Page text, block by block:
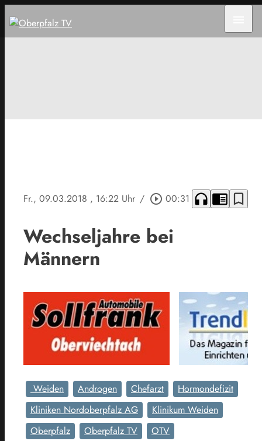
Fr., 09.03.2018 , 16:22 Uhr / play_circle_outline 00:31 headphones chrome_reader_mode bookmark_border
Wechseljahre bei
Männern
Weiden Androgen Chefarzt
Hormondefizit
Kliniken Nordoberpfalz AG
Klinikum Weiden
Oberpfalz
Oberpfalz TV
OTV